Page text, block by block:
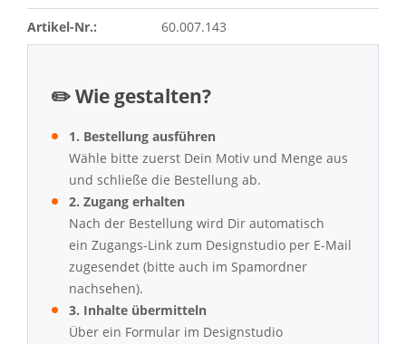
Artikel-Nr.: 60.007.143
✏️ Wie gestalten?
1. Bestellung ausführen
Wähle bitte zuerst Dein Motiv und Menge aus
und schließe die Bestellung ab.
2. Zugang erhalten
Nach der Bestellung wird Dir automatisch
ein Zugangs-Link zum Designstudio per E-Mail
zugesendet (bitte auch im Spamordner
nachsehen).
3. Inhalte übermitteln
Über ein Formular im Designstudio